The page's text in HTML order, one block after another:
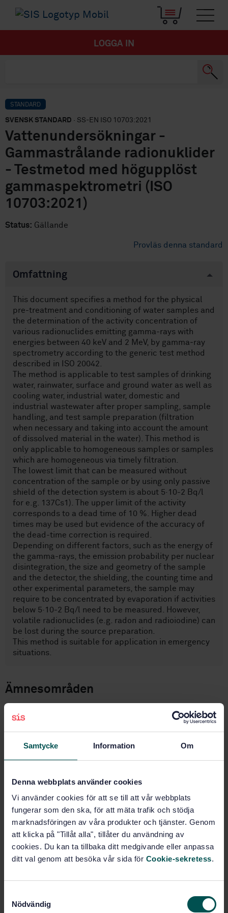
Samtycke Information Om
Denna webbplats använder cookies
Vi använder cookies för att se till att vår webbplats
fungerar som den ska, för att mäta trafik och stödja
marknadsföringen av våra produkter och tjänster. Genom
att klicka på "Tillåt alla", tillåter du användning av
cookies. Du kan ta tillbaka ditt medgivande eller anpassa
ditt val genom att besöka vår sida för Cookie-sekretess.
Nödvändig
LOGGA IN
STANDARD
SVENSK STANDARD · SS-EN ISO 10703:2021
Vattenundersökningar -
Gammastrålande radionuklider
- Testmetod med högupplöst
gammaspektrometri (ISO
10703:2021)
Status: Gällande
Provläs denna standard
Omfattning
This document specifies a method for the physical
pre-treatment and conditioning of water samples and
the determination of the activity concentration of
various radionuclides emitting gamma-rays with
energies between 40 keV and 2 MeV, by gamma‑ray
spectrometry according to the generic test method
described in ISO 20042.
The method is applicable to test samples of drinking
water, rainwater, surface and ground water as well as
cooling water, industrial water, domestic and
industrial wastewater after proper sampling, sample
handling, and test sample preparation (filtration
when necessary and taking into account the amount
of dissolved material in the water). This method is
only applicable to homogeneous samples or samples
which are homogeneous via timely filtration.
The lowest limit that can be measured without
concentration of the sample or by using only passive
shield of the detection system is about 5·10-2 Bq/l
for e.g. 137Cs1). The upper limit of the activity
corresponds to a dead time of 10 %. Higher dead
times may be used but evidence of the accuracy of
the dead-time correction is required.
Depending on different factors, such as the energy of
the gamma-rays, the emission probability per nuclear
disintegration, the size and geometry of the sample
and the detector, the shielding, the counting time and
other experimental parameters, the sample may
require to be concentrated by evaporation if activities
below 5·10-2 Bq/l need to be measured. However,
volatile radionuclides (e.g. radon and radioiodine) can
be lost during the source preparation.
This method is suitable for application in emergency
situations.
Ämnesområden
Undersökning av vattens
SVENSK STANDARD · SS-EN ISO 10703:2021
Vattenundersökningar - Gammastrålande
gammaspektrometri (ISO 10703:2021)
Prenumerera på standarden - Läs mer